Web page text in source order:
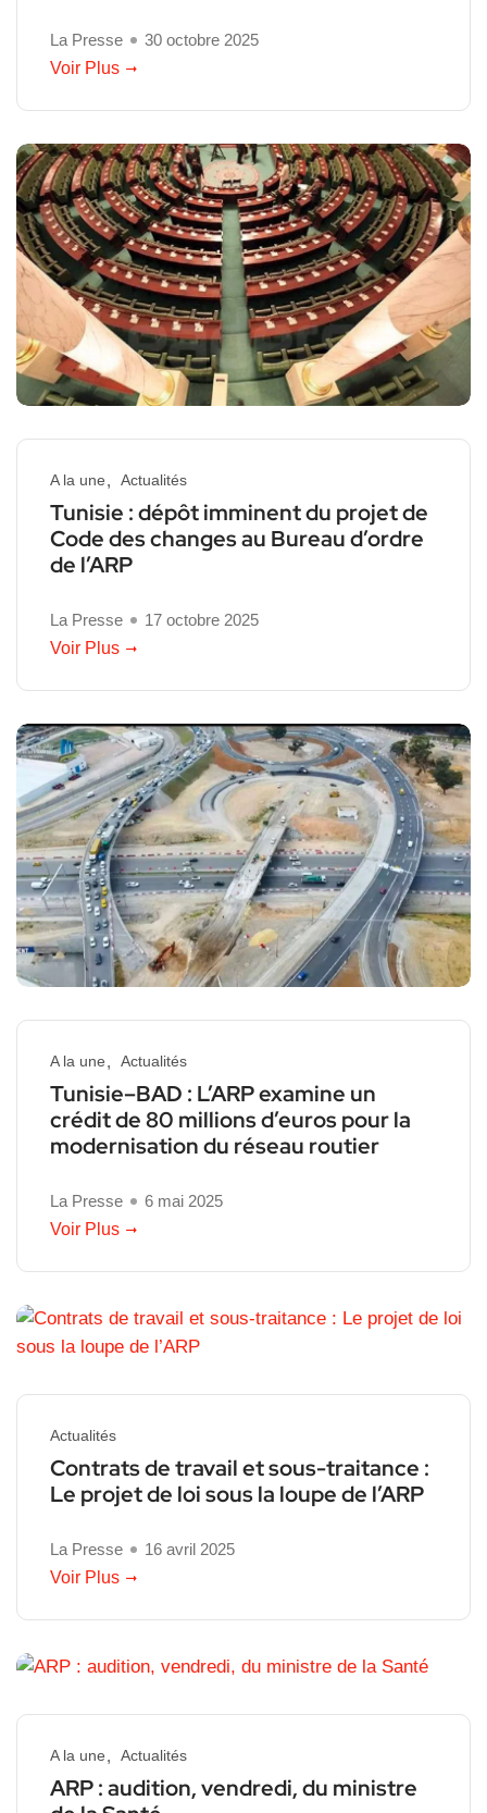
La Presse
30 octobre 2025
Voir Plus
A la une Actualités
Tunisie : dépôt imminent du projet de
Code des changes au Bureau d’ordre
de l’ARP
La Presse
17 octobre 2025
Voir Plus
A la une Actualités
Tunisie–BAD : L’ARP examine un
crédit de 80 millions d’euros pour la
modernisation du réseau routier
La Presse
6 mai 2025
Voir Plus
Actualités
Contrats de travail et sous-traitance :
Le projet de loi sous la loupe de l’ARP
La Presse
16 avril 2025
Voir Plus
A la une Actualités
ARP : audition, vendredi, du ministre